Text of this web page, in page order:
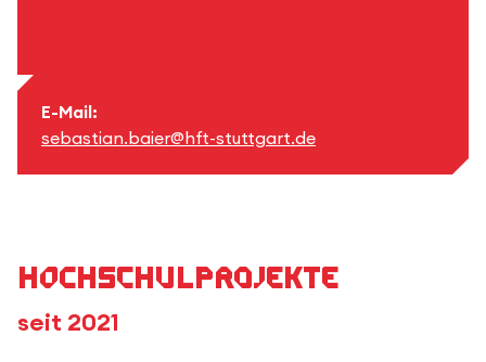
E-Mail:
sebastian.baier@hft-stuttgart.de
Hochschulprojekte
seit 2021